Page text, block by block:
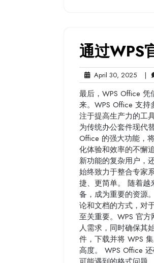
通过WPS
April 30, 2025April
30,
2025
|
最后，WPS Office
来。WPS Office 支
注于提高生产力的工
为传统办公套件现代
Office 的强大功能，
化体验和效率的不懈
新功能的复杂用户，
始终致力于整合专家
捷、更简单。 随着越
备，成为重要的资源
论和文档的方式，对
至关重要。WPS 官
人需求，同时确保其
件，下载并将 WPS
高度。 WPS Office